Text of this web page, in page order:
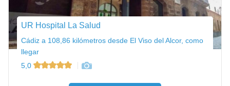
UR Hospital La Salud
Cádiz a 108,86 kilómetros desde El Viso del Alcor, como
llegar
5,0